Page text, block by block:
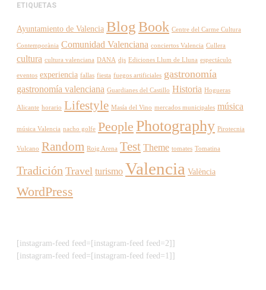
ETIQUETAS
Ayuntamiento de Valencia BlogBook Centre del Carme Cultura
Contemporània Comunidad Valenciana conciertos Valencia Cullera
cultura cultura valenciana DANA djs Ediciones Llum de Lluna espectáculo
eventos experiencia fallas fiesta fuegos artificiales gastronomía
gastronomía valenciana Guardianes del Castillo Historia Hogueras
Alicante horario Lifestyle Masía del Vino mercados municipales música
música Valencia nacho golfe People Photography Pirotecnia
Vulcano Random Roig Arena Test Theme tomates Tomatina
Tradición Travel turismo Valencia València
WordPress
[instagram-feed feed=[instagram-feed feed=2]]
[instagram-feed feed=[instagram-feed feed=1]]